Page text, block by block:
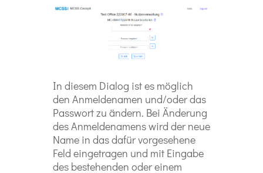
In diesem Dialog ist es möglich
den Anmeldenamen und/oder das
Passwort zu ändern. Bei Änderung
des Anmeldenamens wird der neue
Name in das dafür vorgesehene
Feld eingetragen und mit Eingabe
des bestehenden oder einem